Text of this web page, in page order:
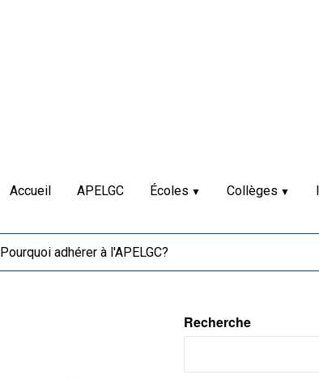
Accueil APELGC Écoles Collèges
Pourquoi adhérer à l'APELGC?
Recherche